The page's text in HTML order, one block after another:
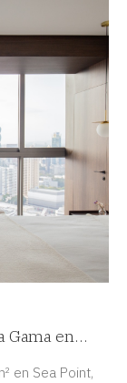
Gama en
en Sea Point,